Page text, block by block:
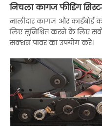
निचला कागज फीडिंग
नालीदार कागज और
लिए सुनिश्चित करने के लिए
सक्शन पावर का उपयोग करें।